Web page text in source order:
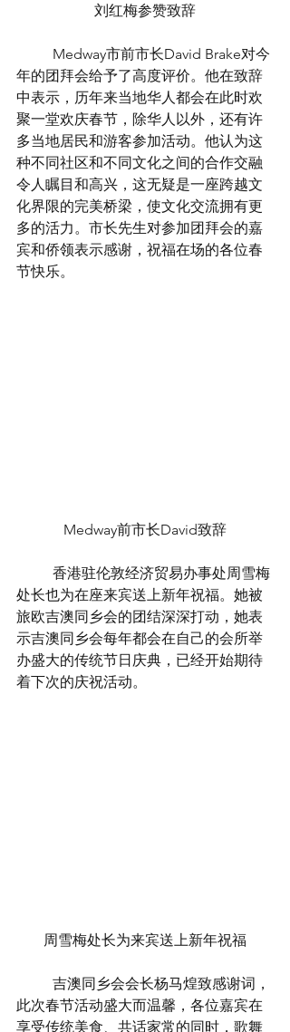
刘红梅参赞致辞
年的团拜会给予了高度评价。他在致辞
中表示，历年来当地华人都会在此时欢
聚一堂欢庆春节，除华人以外，还有许
多当地居民和游客参加活动。他认为这
种不同社区和不同文化之间的合作交融
令人瞩目和高兴，这无疑是一座跨越文
化界限的完美桥梁，使文化交流拥有更
多的活力。市长先生对参加团拜会的嘉
宾和侨领表示感谢，祝福在场的各位春
节快乐。
Medway前市长David致辞
处长也为在座来宾送上新年祝福。她被
旅欧吉澳同乡会的团结深深打动，她表
示吉澳同乡会每年都会在自己的会所举
办盛大的传统节日庆典，已经开始期待
着下次的庆祝活动。
周雪梅处长为来宾送上新年祝福
此次春节活动盛大而温馨，各位嘉宾在
享受传统美食、共话家常的同时，歌舞